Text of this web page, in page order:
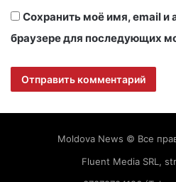
Сохранить моё имя, email и
браузере для последующих
Moldova News © Все
Fluent Media SRL,